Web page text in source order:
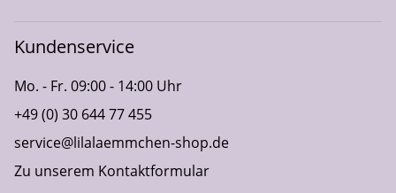
Kundenservice
Mo. - Fr. 09:00 - 14:00 Uhr
+49 (0) 30 644 77 455
service@lilalaemmchen-shop.de
Zu unserem Kontaktformular